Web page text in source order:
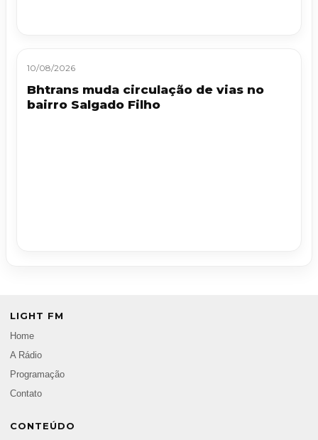
10/08/2026
Bhtrans muda circulação de vias no
bairro Salgado Filho
LIGHT FM
Home
A Rádio
Programação
Contato
CONTEÚDO